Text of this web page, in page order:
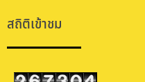
สถิติเข้าชม